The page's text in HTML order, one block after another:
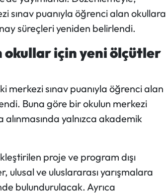
sınav puanıyla öğrenci alan okullara
süreçleri yeniden belirlendi.
okullar için yeni ölçütler
merkezi sınav puanıyla öğrenci alan
Buna göre bir okulun merkezi
alınmasında yalnızca akademik
proje ve program dışı
ulusal ve uluslararası yarışmalara
bulundurulacak. Ayrıca